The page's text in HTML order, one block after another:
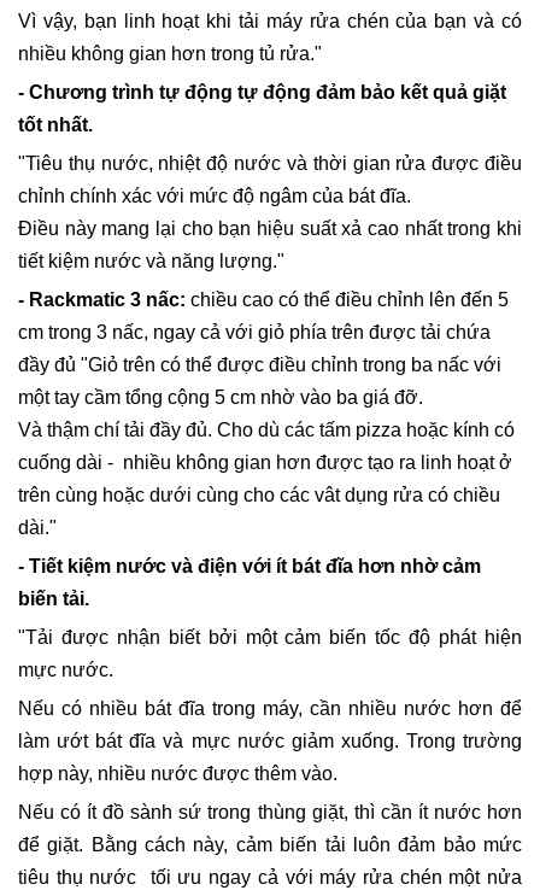
Vì vậy, bạn linh hoạt khi tải máy rửa chén của bạn và có
nhiều không gian hơn trong tủ rửa."
- Chương trình tự động tự động đảm bảo kết quả giặt
tốt nhất.
"Tiêu thụ nước, nhiệt độ nước và thời gian rửa được điều
chỉnh chính xác với mức độ ngâm của bát đĩa.
Điều này mang lại cho bạn hiệu suất xả cao nhất trong khi
tiết kiệm nước và năng lượng."
- Rackmatic 3 nấc: chiều cao có thể điều chỉnh lên đến 5
cm trong 3 nấc, ngay cả với giỏ phía trên được tải chứa
đầy đủ "Giỏ trên có thể được điều chỉnh trong ba nấc với
một tay cầm tổng cộng 5 cm nhờ vào ba giá đỡ.
Và thậm chí tải đầy đủ. Cho dù các tấm pizza hoặc kính có
cuống dài - nhiều không gian hơn được tạo ra linh hoạt ở
trên cùng hoặc dưới cùng cho các vât dụng rửa có chiều
dài."
- Tiết kiệm nước và điện với ít bát đĩa hơn nhờ cảm
biến tải.
"Tải được nhận biết bởi một cảm biến tốc độ phát hiện
mực nước.
Nếu có nhiều bát đĩa trong máy, cần nhiều nước hơn để
làm ướt bát đĩa và mực nước giảm xuống. Trong trường
hợp này, nhiều nước được thêm vào.
Nếu có ít đồ sành sứ trong thùng giặt, thì cần ít nước hơn
để giặt. Bằng cách này, cảm biến tải luôn đảm bảo mức
tiêu thụ nước tối ưu ngay cả với máy rửa chén một nửa